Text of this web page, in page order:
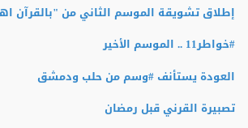
إطلاق تشويقة الموسم الثاني من "بالقرآن
#‏خواطر11 .. الموسم الأخير
العودة يستأنف #وسم من حلب ودمشق
تصبيرة القرني قبل رمضان